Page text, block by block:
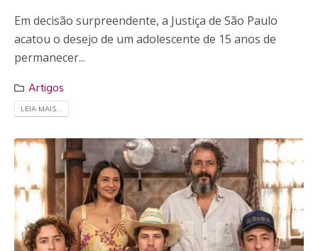
Em decisão surpreendente, a Justiça de São Paulo
acatou o desejo de um adolescente de 15 anos de
permanecer...
Artigos
LEIA MAIS...